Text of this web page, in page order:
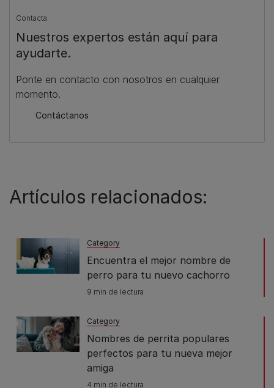
Contacta
Nuestros expertos están aquí para
ayudarte.
Ponte en contacto con nosotros en cualquier
momento.
Contáctanos
Artículos relacionados:
Category
Encuentra el mejor nombre de
perro para tu nuevo cachorro
9 min de lectura
Category
Nombres de perrita populares
perfectos para tu nueva mejor
amiga
4 min de lectura